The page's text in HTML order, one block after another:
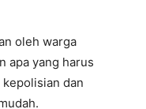
oleh warga
apa yang harus
dan